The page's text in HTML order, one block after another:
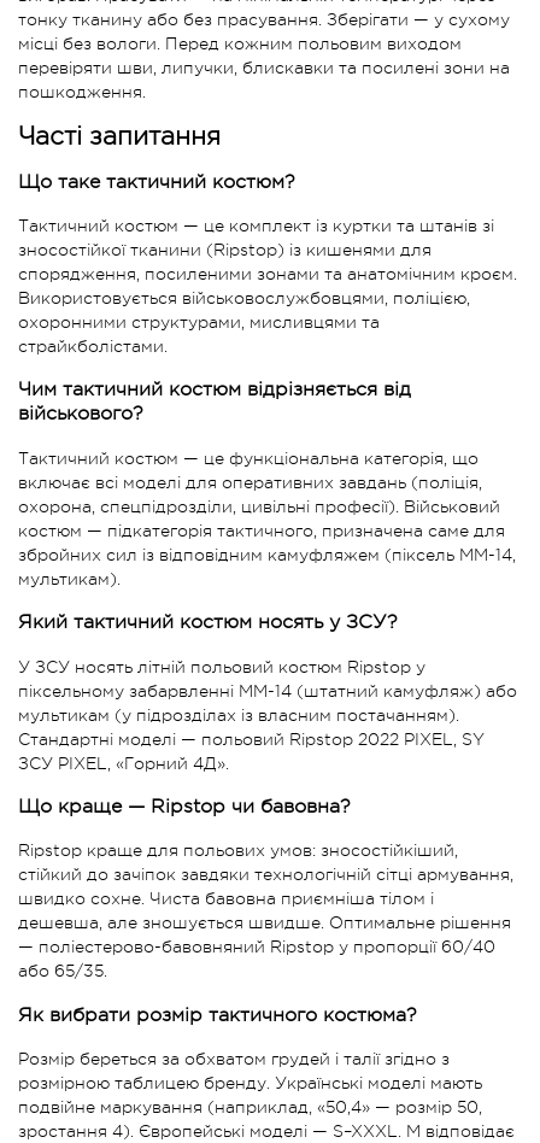
тонку тканину або без прасування. Зберігати — у сухому
місці без вологи. Перед кожним польовим виходом
перевіряти шви, липучки, блискавки та посилені зони на
пошкодження.
Часті запитання
Що таке тактичний костюм?
Тактичний костюм — це комплект із куртки та штанів зі
зносостійкої тканини (Ripstop) із кишенями для
спорядження, посиленими зонами та анатомічним кроєм.
Використовується військовослужбовцями, поліцією,
охоронними структурами, мисливцями та
страйкболістами.
Чим тактичний костюм відрізняється від
військового?
Тактичний костюм — це функціональна категорія, що
включає всі моделі для оперативних завдань (поліція,
охорона, спецпідрозділи, цивільні професії). Військовий
костюм — підкатегорія тактичного, призначена саме для
збройних сил із відповідним камуфляжем (піксель ММ-14,
мультикам).
Який тактичний костюм носять у ЗСУ?
У ЗСУ носять літній польовий костюм Ripstop у
піксельному забарвленні ММ-14 (штатний камуфляж) або
мультикам (у підрозділах із власним постачанням).
Стандартні моделі — польовий Ripstop 2022 PIXEL, SY
ЗСУ PIXEL, «Горний 4Д».
Що краще — Ripstop чи бавовна?
Ripstop краще для польових умов: зносостійкіший,
стійкий до зачіпок завдяки технологічній сітці армування,
швидко сохне. Чиста бавовна приємніша тілом і
дешевша, але зношується швидше. Оптимальне рішення
— поліестерово-бавовняний Ripstop у пропорції 60/40
або 65/35.
Як вибрати розмір тактичного костюма?
Розмір береться за обхватом грудей і талії згідно з
розмірною таблицею бренду. Українські моделі мають
подвійне маркування (наприклад, «50,4» — розмір 50,
зростання 4). Європейські моделі — S–XXXL. M відповідає